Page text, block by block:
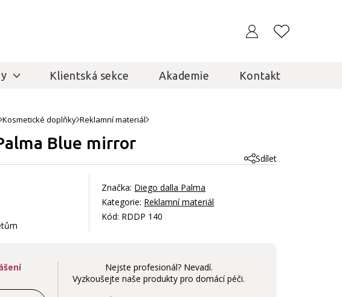
Klientská sekce Akademie Kontakt
Kosmetické doplňky Reklamní materiál
Blue mirror
Sdílet
Značka: Diego dalla Palma
Kategorie: Reklamní materiál
Kód: RDDP 140
Nejste profesionál? Nevadí.
Vyzkoušejte naše produkty pro domácí péči.